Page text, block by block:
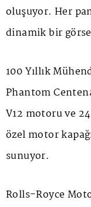
oluşuyor. Her
dinamik bir
100 Yıllık
Phantom
V12 motoru ve
özel motor
sunuyor.
Rolls-Royce